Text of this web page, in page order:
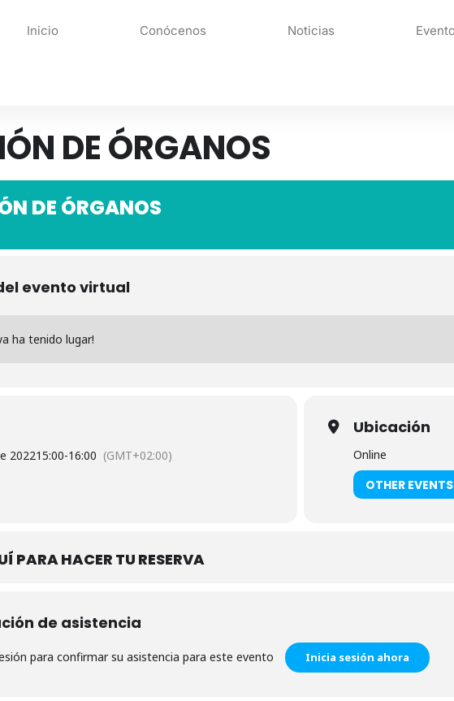
Inicio Conócenos Noticias
DE ÓRGANOS
DE ÓRGANOS
evento virtual
ha tenido lugar!
202215:00-16:00 (GMT+02:00)
Ubicación
Online
OTHER EVENTS
PARA HACER TU RESERVA
de asistencia
para confirmar su asistencia para este evento Inicia sesión ahora